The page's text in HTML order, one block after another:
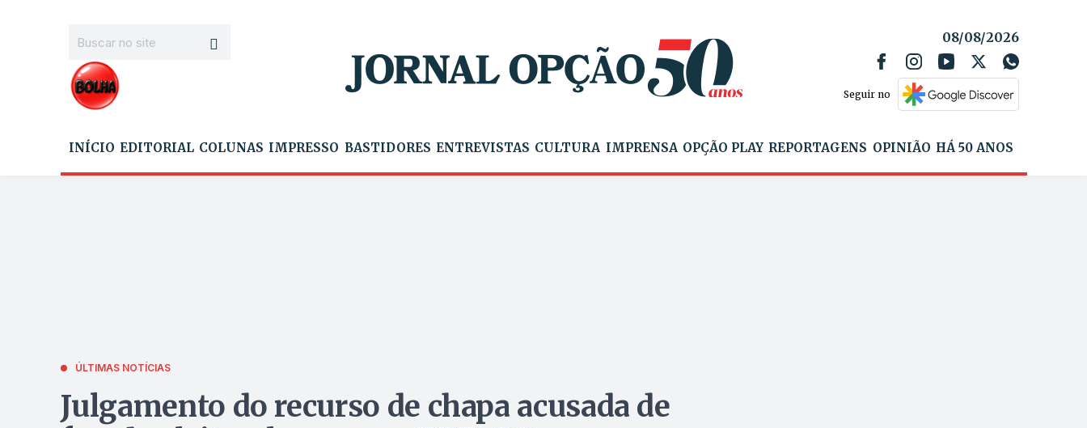
08/08/2026
Seguir no
INÍCIO EDITORIAL COLUNAS IMPRESSO BASTIDORES ENTREVISTAS CULTURA IMPRENSA OPÇÃO PLAY REPORTAGENS OPINIÃO HÁ 50 ANOS
ÚLTIMAS NOTÍCIAS
Julgamento do recurso de chapa acusada de